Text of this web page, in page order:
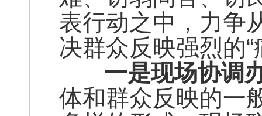
表行动之中，力争
决群众反映强烈的“
一是现场协调
体和群众反映的一